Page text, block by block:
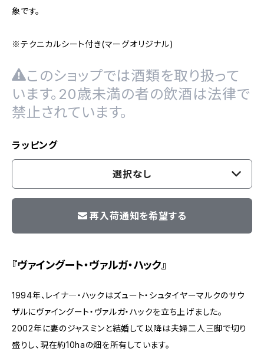
象です。
※テクニカルシート付き(マーグオリジナル)
このショップでは酒類を取り扱って
います。20歳未満の者の飲酒は法律で
禁止されています。
ラッピング
選択なし
再入荷通知を希望する
『ヴァイングート・ヴァルガ・ハック』
1994年、レイナ―・ハックはズュート・シュタイヤーマルクのサウ
ザルにヴァイングート・ヴァルガ・ハックを立ち上げました。
2002年に妻のジャスミンと結婚して以降は夫婦二人三脚で切り
盛りし、現在約10haの畑を所有しています。